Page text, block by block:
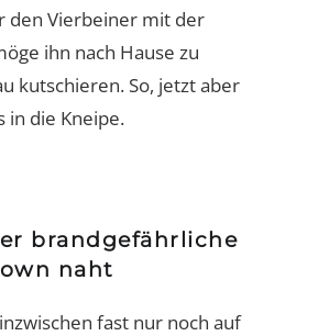
den Vierbeiner mit der
ihn nach Hause zu
kutschieren. So, jetzt aber
in die Kneipe.
brandgefährliche
naht
fast nur noch auf